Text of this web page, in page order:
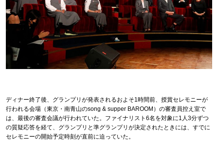
ディナー終了後、グランプリが発表されるおよそ1時間前、授賞セレモニーが
行われる会場（東京・南青山のsong & supper BAROOM）の審査員控え室で
は、最後の審査会議が行われていた。ファイナリスト6名を対象に1人3分ずつ
の質疑応答を経て、グランプリと準グランプリが決定されたときには、すでに
セレモニーの開始予定時刻が直前に迫っていた。